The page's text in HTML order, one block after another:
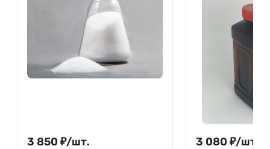
3 850 ₽/шт. 3 080 ₽/шт.